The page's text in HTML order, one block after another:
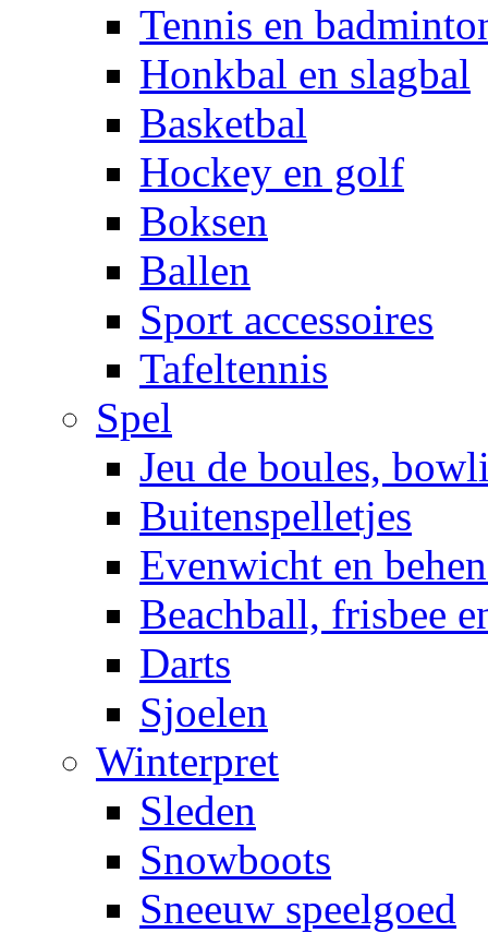
Tennis en
Honkbal en slagbal
Basketbal
Hockey en golf
Boksen
Ballen
Sport accessoires
Tafeltennis
Spel
Jeu de boules,
Buitenspelletjes
Evenwicht en
Beachball, frisbee
Darts
Sjoelen
Winterpret
Sleden
Snowboots
Sneeuw speelgoed